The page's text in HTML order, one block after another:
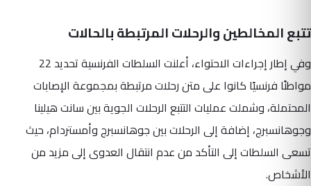
تتبع المخالطين والرحلات المرتبطة بالحالات
وفي إطار إجراءات الاحتواء، أعلنت السلطات الفرنسية تحديد 22
مواطنًا فرنسيًا كانوا على متن رحلات مرتبطة بمجموعة الإصابات
المحتملة، وشملت عمليات التتبع الرحلات الجوية بين سانت هيلينا
وجوهانسبرج، إضافة إلى الرحلات بين جوهانسبرج وأمستردام، حيث
تسعى السلطات إلى التأكد من عدم انتقال العدوى إلى مزيد من
الأشخاص.